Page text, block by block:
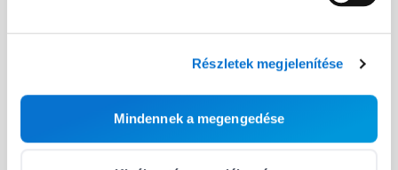
Részletek megjelenítése
Mindennek a megengedése
Integrálás & plug-inok
Rólunk
Segítség
Állások